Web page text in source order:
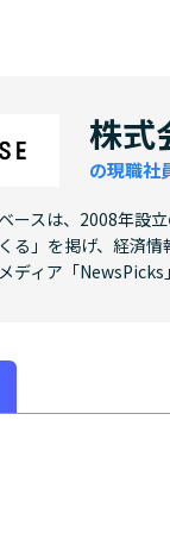
株式
の現職社
ースは、2008年設
る」を掲げ、経済
ディア「NewsPicks